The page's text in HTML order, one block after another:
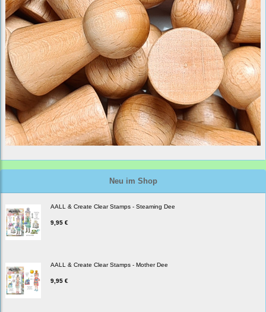
Neu im Shop
AALL & Create Clear Stamps - Steaming Dee
9,95 €
AALL & Create Clear Stamps - Mother Dee
9,95 €